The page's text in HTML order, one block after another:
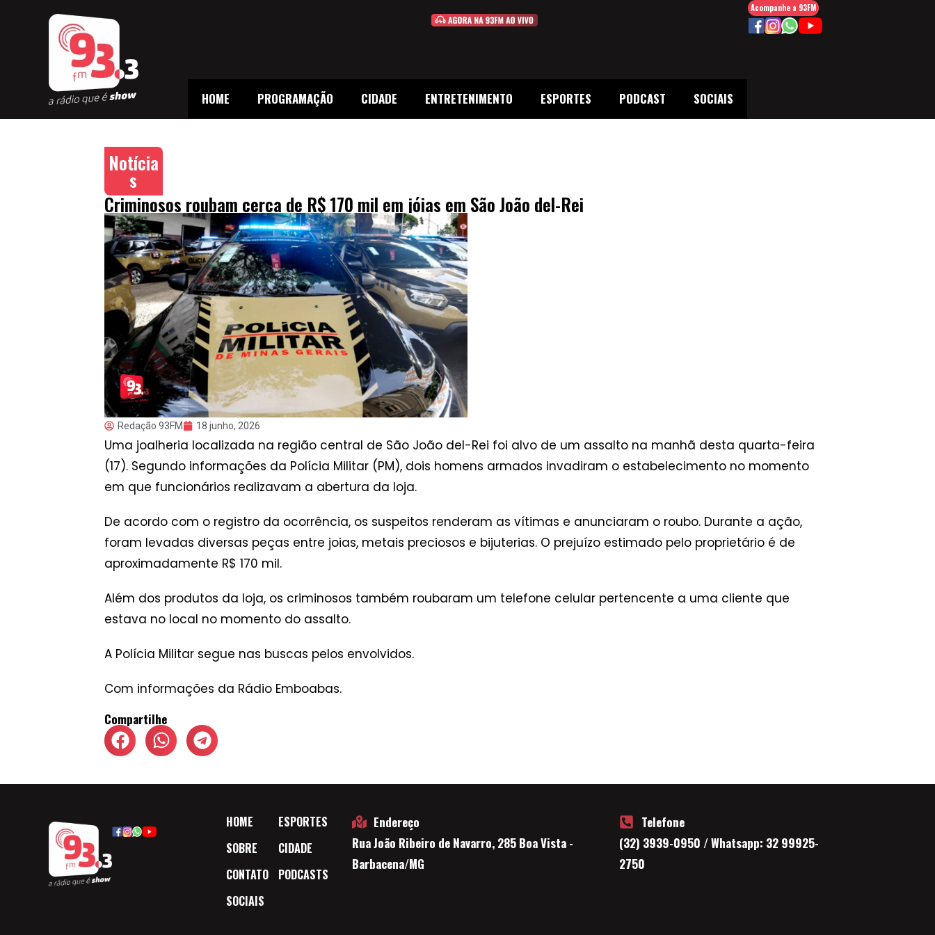
HOME PROGRAMAÇÃO CIDADE ENTRETENIMENTO ESPORTES PODCAST SOCIAIS
Acompanhe a 93FM
Notícia
s
Criminosos roubam cerca de R$ 170 mil em jóias em São João del-Rei
Redação 93FM 18 junho, 2026
Uma joalheria localizada na região central de São João del-Rei foi alvo de um assalto na manhã desta quarta-feira
(17). Segundo informações da Polícia Militar (PM), dois homens armados invadiram o estabelecimento no momento
em que funcionários realizavam a abertura da loja.
De acordo com o registro da ocorrência, os suspeitos renderam as vítimas e anunciaram o roubo. Durante a ação,
foram levadas diversas peças entre joias, metais preciosos e bijuterias. O prejuízo estimado pelo proprietário é de
aproximadamente R$ 170 mil.
Além dos produtos da loja, os criminosos também roubaram um telefone celular pertencente a uma cliente que
estava no local no momento do assalto.
A Polícia Militar segue nas buscas pelos envolvidos.
Com informações da Rádio Emboabas.
Compartilhe
HOME
SOBRE
CONTATO
SOCIAIS
ESPORTES
CIDADE
PODCASTS
Endereço
Rua João Ribeiro de Navarro, 285 Boa Vista -
Barbacena/MG
Telefone
(32) 3939-0950 / Whatsapp: 32 99925-
2750